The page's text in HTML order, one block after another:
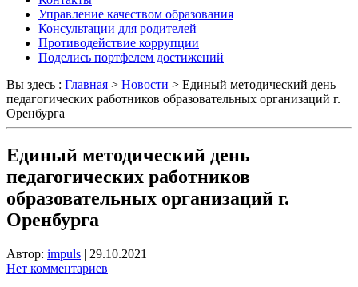
Управление качеством образования
Консультации для родителей
Противодействие коррупции
Поделись портфелем достижений
Вы здесь : Главная > Новости > Единый методический день
педагогических работников образовательных организаций г.
Оренбурга
Единый методический день
педагогических работников
образовательных организаций г.
Оренбурга
Автор: impuls | 29.10.2021
Нет комментариев